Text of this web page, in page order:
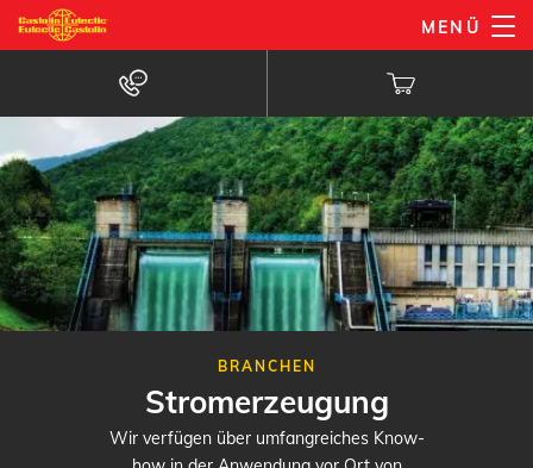
Direkt
zum
MENÜ
BRANCHEN
Stromerzeugung
Wir verfügen über umfangreiches Know-